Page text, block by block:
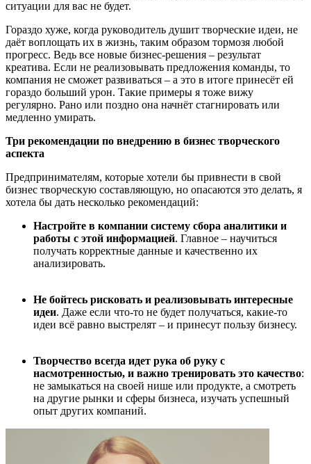
ситуации для вас не будет.
Гораздо хуже, когда руководитель душит творческие идеи, не
даёт воплощать их в жизнь, таким образом тормозя любой
прогресс. Ведь все новые бизнес-решения – результат
креатива. Если не реализовывать предложения команды, то
компания не сможет развиваться – а это в итоге принесёт ей
гораздо больший урон. Такие примеры я тоже вижу
регулярно. Рано или поздно она начнёт стагнировать или
медленно умирать.
Три рекомендации по внедрению в бизнес творческого
аспекта
Предпринимателям, которые хотели бы привнести в свой
бизнес творческую составляющую, но опасаются это делать, я
хотела бы дать несколько рекомендаций:
Настройте в компании систему сбора аналитики и
работы с этой информацией. Главное – научиться
получать корректные данные и качественно их
анализировать.
Не бойтесь рисковать и реализовывать интересные
идеи. Даже если что-то не будет получаться, какие-то
идеи всё равно выстрелят – и принесут пользу бизнесу.
Творчество всегда идет рука об руку с
насмотренностью, и важно тренировать это качество:
не замыкаться на своей нише или продукте, а смотреть
на другие рынки и сферы бизнеса, изучать успешный
опыт других компаний.